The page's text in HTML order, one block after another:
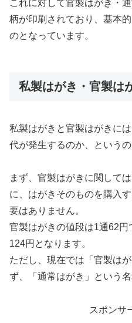
これに対して官製はがき・
柄が印刷されており、基本
のとなっています。
私製はがき・官製は
私製はがきと官製はがきに
代が発生するのか、という
まず、官製はがきに関して
に、はがきそのものを購入
要はありません。
官製はがきの値段は1通62
124円となります。
ただし、現在では「官製は
ず、「通常はがき」という
スポンサ